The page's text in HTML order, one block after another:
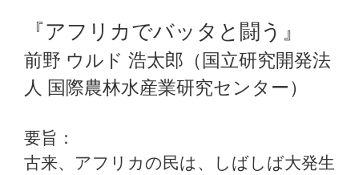
『アフリカでバッタと闘う』
前野 ウルド 浩太郎（国立研究開発法
人 国際農林水産業研究センター）
要旨：
古来、アフリカの民は、しばしば大発生